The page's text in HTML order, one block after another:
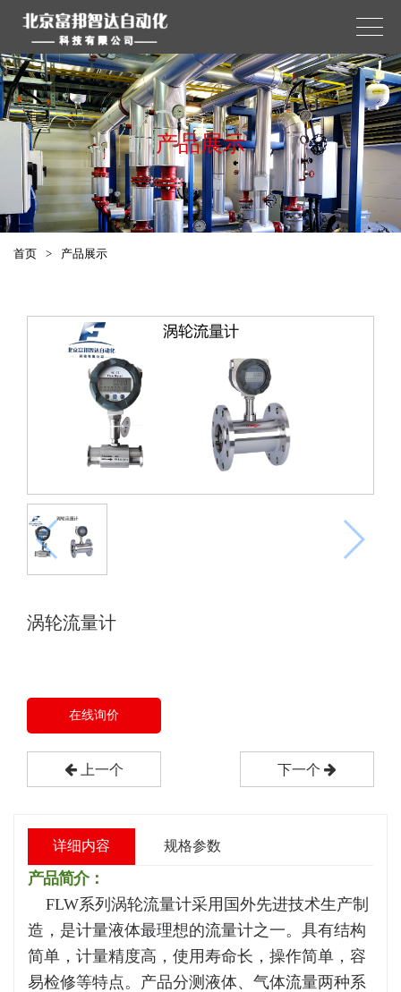
产品展示
首页 > 产品展示
涡轮流量计
在线询价
上一个 下一个
详细内容 规格参数
产品简介：
FLW系列涡轮流量计采用国外先进技术生产制
造，是计量液体最理想的流量计之一。具有结构
简单，计量精度高，使用寿命长，操作简单，容
易检修等特点。产品分测液体、气体流量两种系